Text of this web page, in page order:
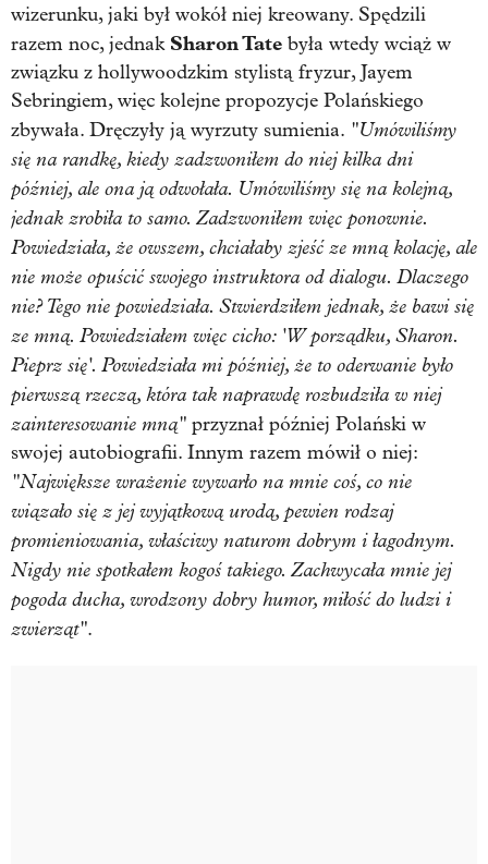
wizerunku, jaki był wokół niej kreowany. Spędzili
razem noc, jednak Sharon Tate była wtedy wciąż w
związku z hollywoodzkim stylistą fryzur, Jayem
Sebringiem, więc kolejne propozycje Polańskiego
zbywała. Dręczyły ją wyrzuty sumienia. "Umówiliśmy
się na randkę, kiedy zadzwoniłem do niej kilka dni
później, ale ona ją odwołała. Umówiliśmy się na kolejną,
jednak zrobiła to samo. Zadzwoniłem więc ponownie.
Powiedziała, że owszem, chciałaby zjeść ze mną kolację, ale
nie może opuścić swojego instruktora od dialogu. Dlaczego
nie? Tego nie powiedziała. Stwierdziłem jednak, że bawi się
ze mną. Powiedziałem więc cicho: 'W porządku, Sharon.
Pieprz się'. Powiedziała mi później, że to oderwanie było
pierwszą rzeczą, która tak naprawdę rozbudziła w niej
zainteresowanie mną" przyznał później Polański w
swojej autobiografii. Innym razem mówił o niej:
"Największe wrażenie wywarło na mnie coś, co nie
wiązało się z jej wyjątkową urodą, pewien rodzaj
promieniowania, właściwy naturom dobrym i łagodnym.
Nigdy nie spotkałem kogoś takiego. Zachwycała mnie jej
pogoda ducha, wrodzony dobry humor, miłość do ludzi i
zwierząt".